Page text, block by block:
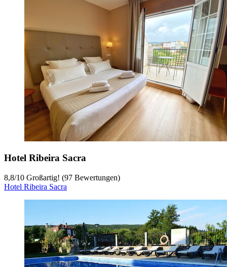
Hotel Ribeira Sacra
8,8/10 Großartig! (97 Bewertungen)
Hotel Ribeira Sacra